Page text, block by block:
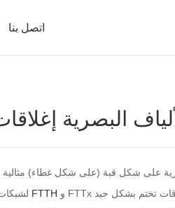
اتصل بنا
البصرية
FTTH